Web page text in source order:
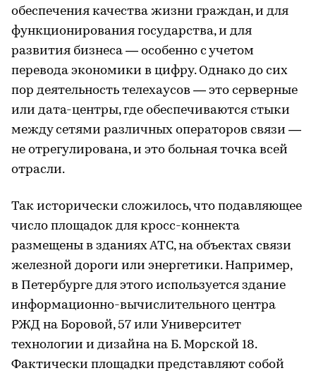
обеспечения качества жизни граждан, и для
функционирования государства, и для
развития бизнеса — особенно с учетом
перевода экономики в цифру. Однако до сих
пор деятельность телехаусов — это серверные
или дата-центры, где обеспечиваются стыки
между сетями различных операторов связи —
не отрегулирована, и это больная точка всей
отрасли.
Так исторически сложилось, что подавляющее
число площадок для кросс-коннекта
размещены в зданиях АТС, на объектах связи
железной дороги или энергетики. Например,
в Петербурге для этого используется здание
информационно-вычислительного центра
РЖД на Боровой, 57 или Университет
технологии и дизайна на Б. Морской 18.
Фактически площадки представляют собой